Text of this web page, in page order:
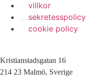
villkor
sekretesspolicy
cookie policy
Kristianstadsgatan 16
214 23 Malmö, Sverige